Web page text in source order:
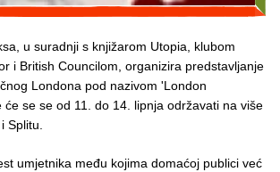
u suradnji s knjižarom Utopia, klubom
i British Councilom, organizira predstavljanje
Londona pod nazivom 'London
će se se od 11. do 14. lipnja održavati na više
Splitu.
umjetnika među kojima domaćoj publici već